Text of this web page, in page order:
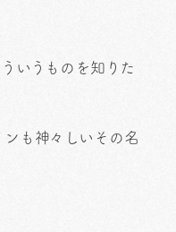
いうものを知りた
も神々しいその名